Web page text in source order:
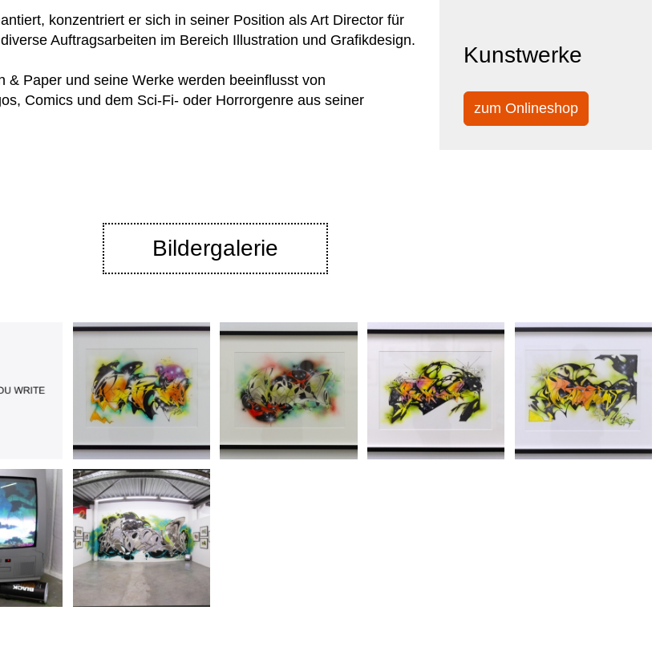
konzentriert er sich in seiner Position als Art Director für
Auftragsarbeiten im Bereich Illustration und Grafikdesign.
& Paper und seine Werke werden beeinflusst von
Comics und dem Sci-Fi- oder Horrorgenre aus seiner
Kunstwerke
zum Onlineshop
Bildergalerie